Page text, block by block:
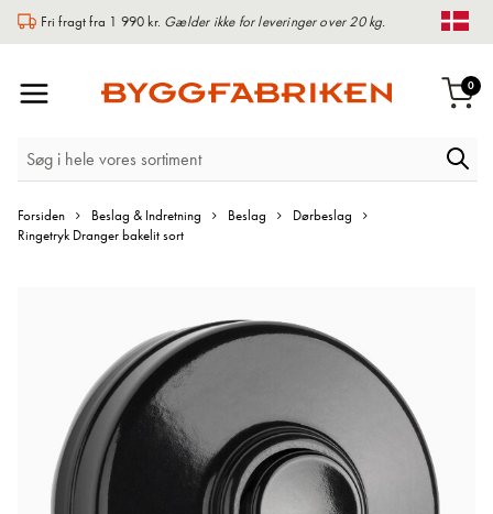
Fri fragt fra 1 990 kr. Gælder ikke for leveringer over 20 kg.
0
Forsiden Beslag & Indretning Beslag
Dørbeslag
Ringetryk Dranger bakelit sort
billedgalleriet